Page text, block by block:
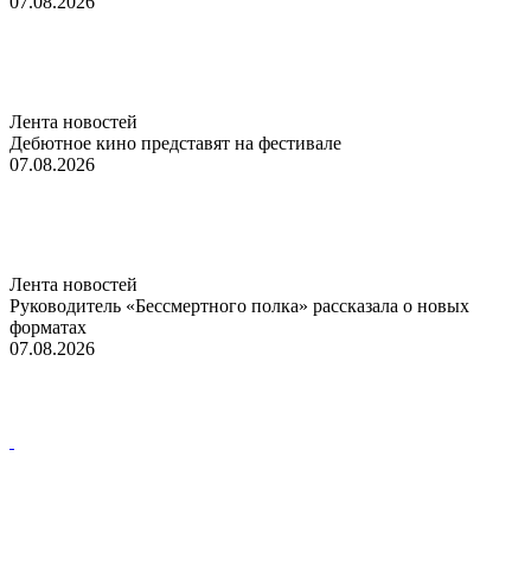
Лента новостей
Дебютное кино представят на фестивале
07.08.2026
Лента новостей
Руководитель «Бессмертного полка» рассказала о новых
форматах
07.08.2026